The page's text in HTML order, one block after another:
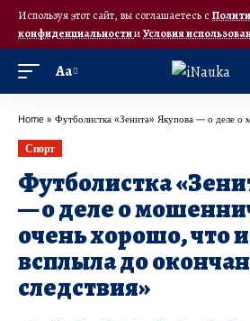
Используя этот сайт, вы соглашаетесь с
конфиденциальностииУсловия
Аа
Home » Футболистка «Зенита» Якупова — о деле о мошенничестве: «Не очень
Спорт
Футболистка
— о деле о
очень хорошо, что
всплыла до
следствия»